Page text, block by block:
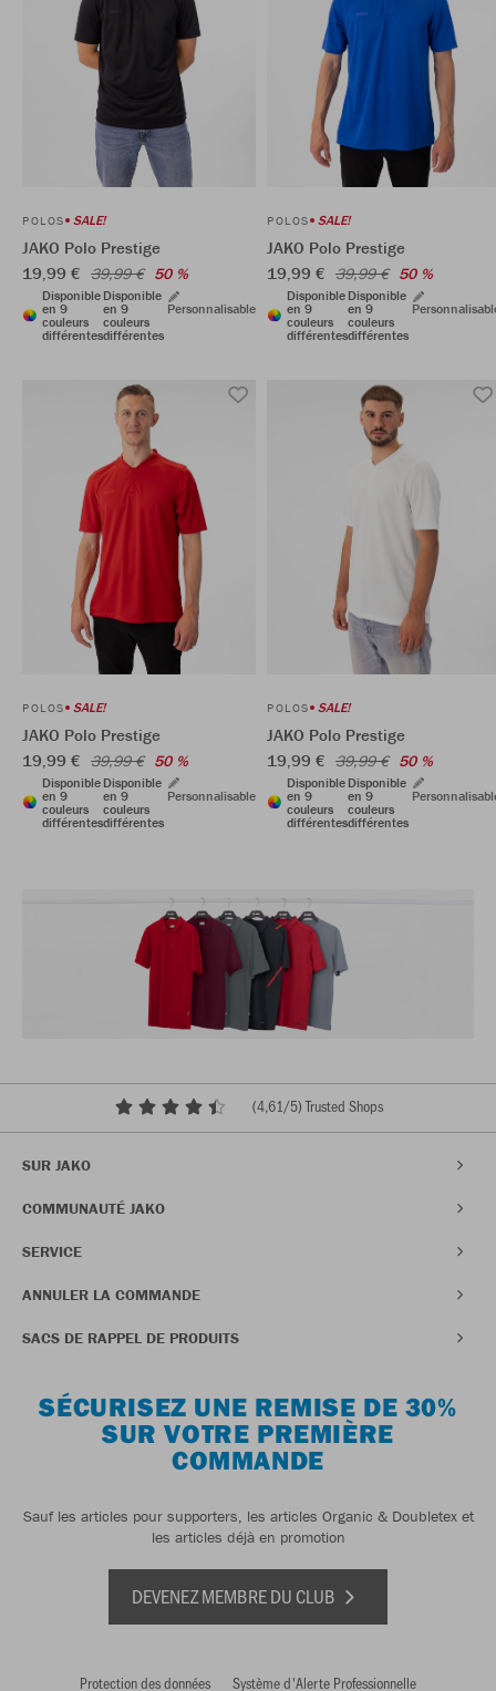
POLOS SALE!
JAKO Polo Prestige
19,99 € 39,99 € 50 %
Disponible
en 9
couleurs
différentes
Disponible
en 9
couleurs
différentes
Personnalisable
POLOS SALE!
JAKO Polo Prestige
19,99 € 39,99 € 50 %
Disponible
en 9
couleurs
différentes
Disponible
en 9
couleurs
différentes
POLOS SALE!
JAKO Polo Prestige
19,99 € 39,99 € 50 %
Disponible
en 9
couleurs
différentes
Disponible
en 9
couleurs
différentes
Personnalisable
POLOS SALE!
JAKO Polo Prestige
19,99 € 39,99 € 50 %
Disponible
en 9
couleurs
différentes
Disponible
en 9
couleurs
différentes
(4,61/5) Trusted Shops
SUR JAKO
COMMUNAUTÉ JAKO
SERVICE
ANNULER LA COMMANDE
SACS DE RAPPEL DE PRODUITS
SÉCURISEZ UNE REMISE DE 30%
SUR VOTRE PREMIÈRE
COMMANDE
Sauf les articles pour supporters, les articles Organic & Doubletex et
les articles déjà en promotion
DEVENEZ MEMBRE DU CLUB
Protection des données Système d'Alerte Professionnelle